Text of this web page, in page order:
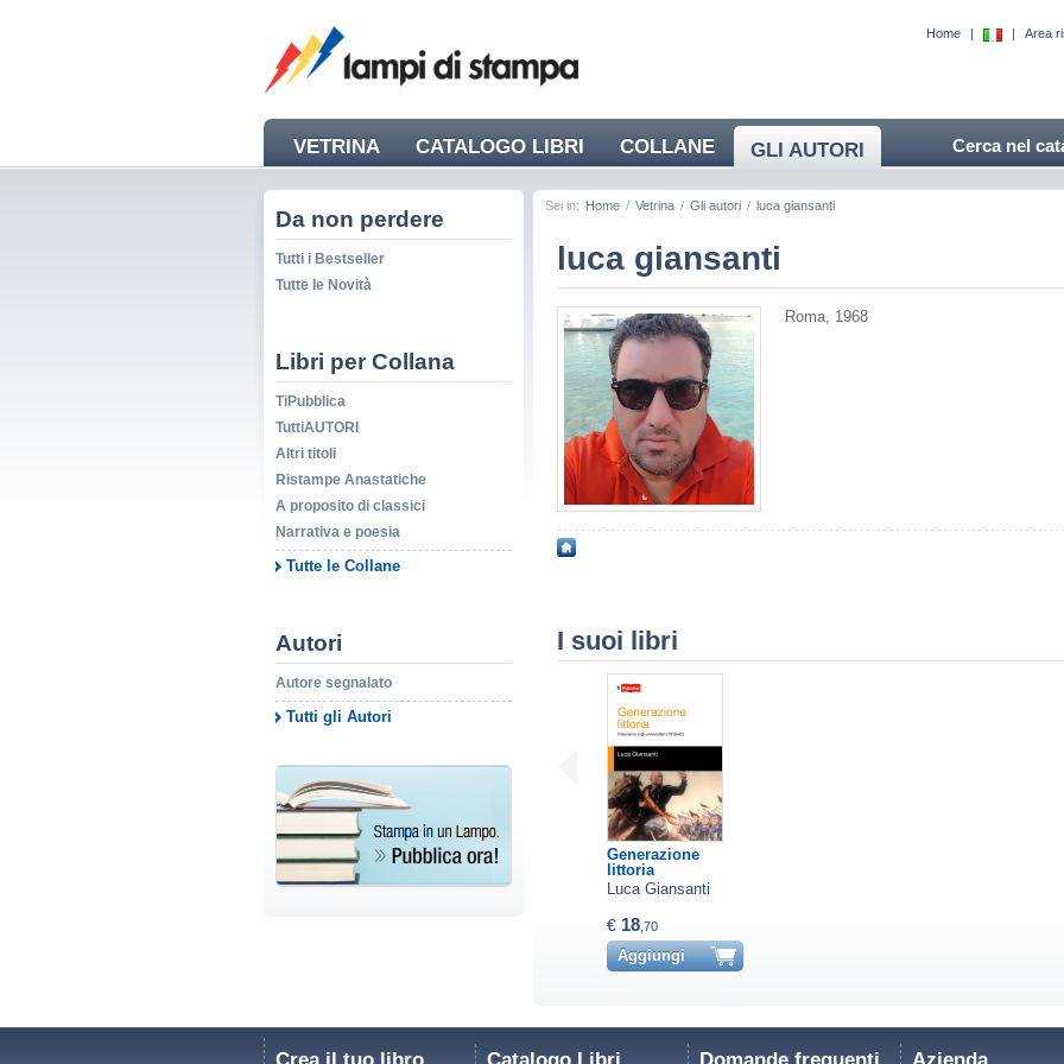
Home | | Area
Cerca nel
VETRINA CATALOGO LIBRI COLLANE GLI AUTORI
NEWS
Da non perdere
Tutti i Bestseller
Tutte le Novità
Libri per Collana
TiPubblica
TuttiAUTORI
Altri titoli
Ristampe Anastatiche
A proposito di classici
Narrativa e poesia
Tutte le Collane
Autori
Autore segnalato
Tutti gli Autori
Sei in: Home / Vetrina / Gli autori / luca giansanti
luca giansanti
Roma, 1968
I suoi libri
Generazione
littoria
Luca Giansanti
€ 18,70
Aggiungi